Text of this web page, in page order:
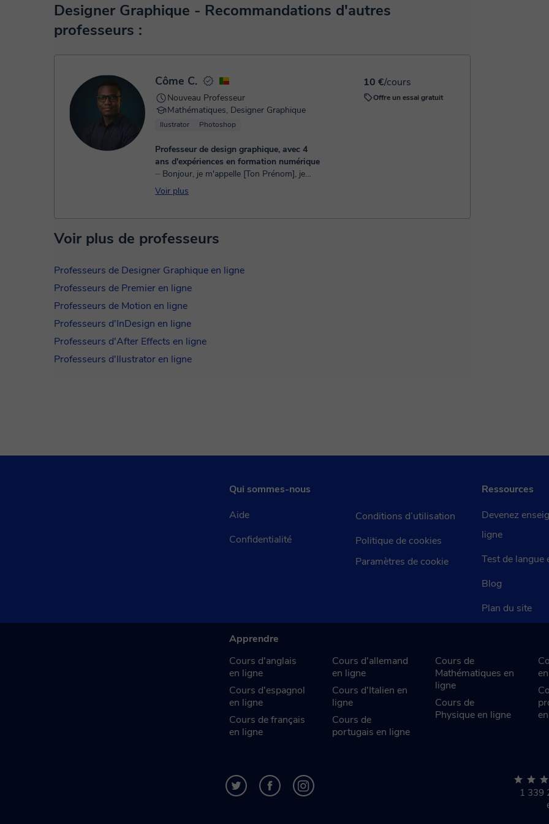
Lorsque vous sélectionnez un cours ou un forfait, vous ferez le paiement grâce à notre service de paiement
virtuel. Vous avez deux options:
- carte de débit / crédit
Une fois le paiement réglé, nous vous enverrons un e-mail pour confirmer la réservation.
Designer Graphique - Recommandations d'autres
professeurs :
10 €/cours
Offre un essai gratuit
Côme C.
Nouveau Professeur
Mathématiques, Designer Graphique
Ilustrator Photoshop
Professeur de design graphique, avec 4
ans d'expériences en formation numérique
⏤ Bonjour, je m'appelle [Ton Prénom], je
suis enseignant passionné avec plus de 5
ans d'expérience dans deux domaines
Voir plus
Voir plus de professeurs
Professeurs de Designer Graphique en ligne
Professeurs de Premier en ligne
Professeurs de Motion en ligne
Professeurs d'InDesign en ligne
Professeurs d'After Effects en ligne
Professeurs d'Ilustrator en ligne
Qui sommes-nous
Aide
Confidentialité
Conditions d’utilisation
Politique de cookies
Paramètres de cookie
Ressources
Devenez
ligne
Test de langue
Blog
Plan du site
Apprendre
Cours d'anglais
en ligne
Cours d'espagnol
en ligne
Cours de français
en ligne
Cours d'allemand
en ligne
Cours d'Italien en
ligne
Cours de
portugais en ligne
Cours de
Mathématiques en
ligne
Cours de
Physique en ligne
1 339